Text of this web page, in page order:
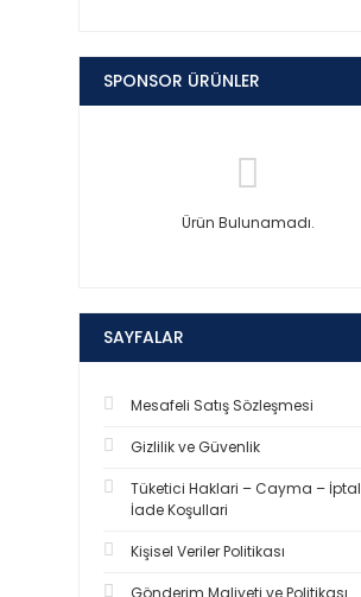
SPONSOR ÜRÜNLER
Ürün Bulunamadı.
SAYFALAR
Mesafeli Satış Sözleşmesi
Gizlilik ve Güvenlik
Tüketici Haklari – Cayma – İptal
İade Koşullari
Kişisel Veriler Politikası
Gönderim Maliyeti ve Politikası